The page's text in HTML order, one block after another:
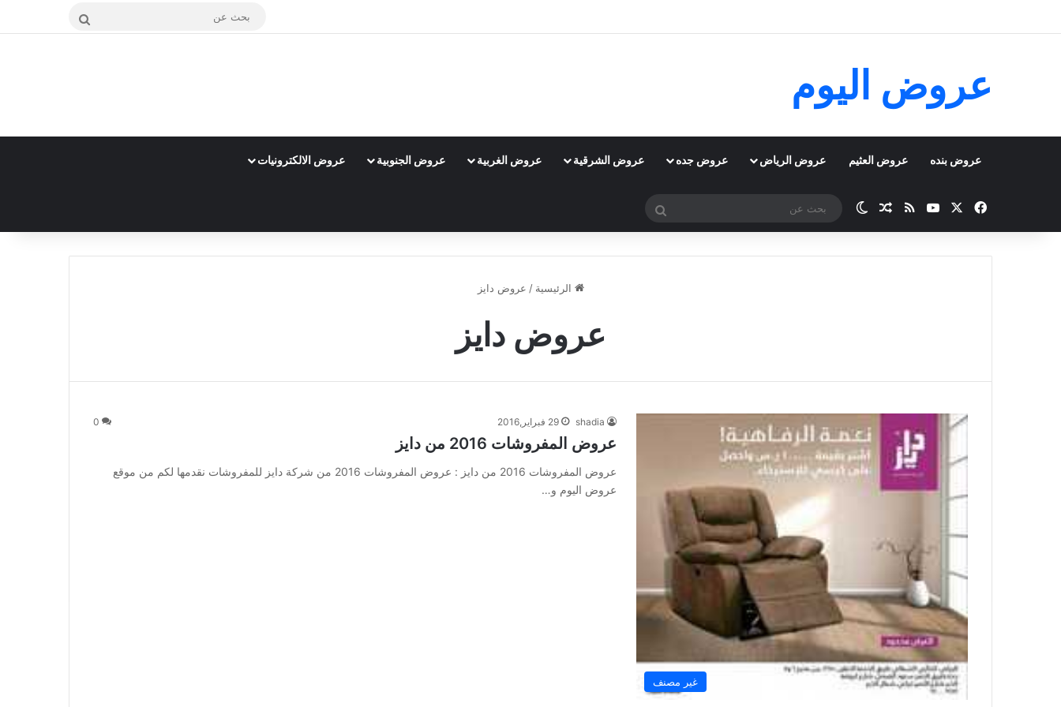
بحث
عروض اليوم
عروض بنده عروض العثيم عروض الرياض عروض جده عروض الشرقية عروض الغربية عروض الجنوبية عروض الالكترونيات
فيسبوك ‫YouTubeملخص الموقع RSS
مقال عشوائي
الوضع المظلم
بحث
الرئيسية / عروض دايز
عروض دايز
غير مصنف
shadia 29 فبراير,2016 0
عروض المفروشات 2016 من دايز
عروض المفروشات 2016 من دايز : عروض المفروشات 2016 من شركة دايز للمفروشات نقدمها لكم من موقع
عروض اليوم و…